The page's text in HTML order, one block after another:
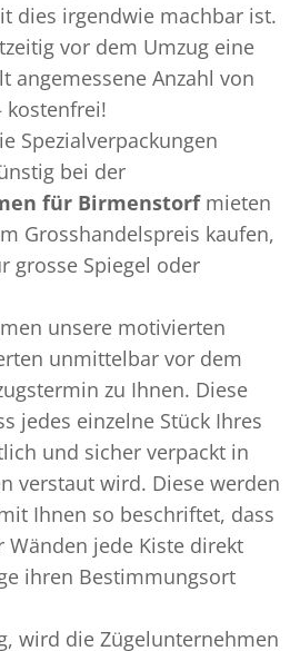
dies irgendwie machbar ist.
vor dem Umzug eine
angemessene Anzahl von
kostenfrei!
Spezialverpackungen
bei der
für Birmenstorfmieten
Grosshandelspreis kaufen,
grosse Spiegel oder
unsere motivierten
unmittelbar vor dem
zu Ihnen. Diese
jedes einzelne Stück Ihres
und sicher verpackt in
verstaut wird. Diese werden
Ihnen so beschriftet, dass
Wänden jede Kiste direkt
ihren Bestimmungsort
wird die Zügelunternehmen